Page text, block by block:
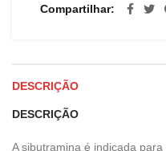
Compartilhar
DESCRIÇÃO
DESCRIÇÃO
A sibutramina é indicada